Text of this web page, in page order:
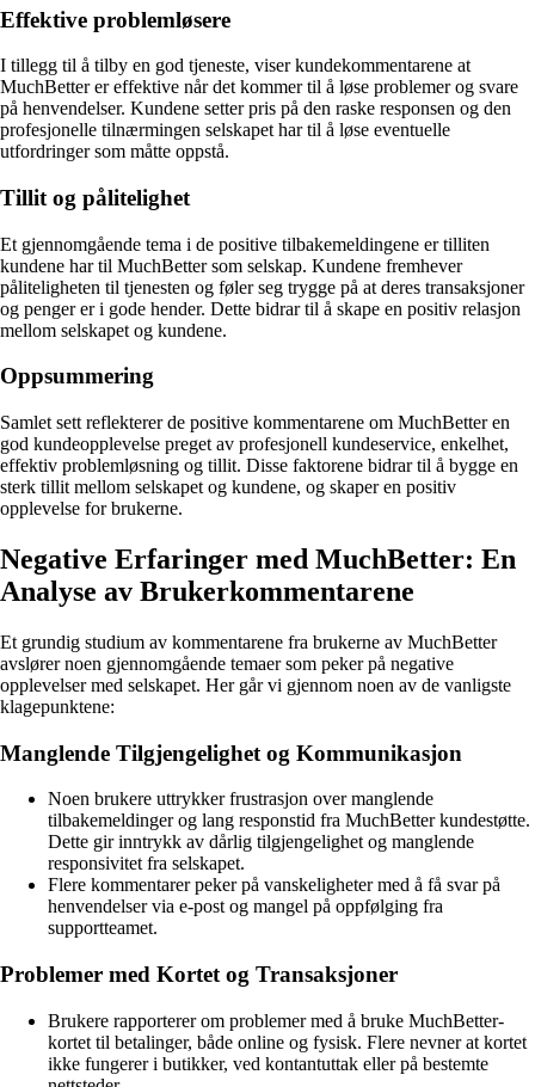
Effektive problemløsere
I tillegg til å tilby en god tjeneste, viser kundekommentarene at
MuchBetter er effektive når det kommer til å løse problemer og svare
på henvendelser. Kundene setter pris på den raske responsen og den
profesjonelle tilnærmingen selskapet har til å løse eventuelle
utfordringer som måtte oppstå.
Tillit og pålitelighet
Et gjennomgående tema i de positive tilbakemeldingene er tilliten
kundene har til MuchBetter som selskap. Kundene fremhever
påliteligheten til tjenesten og føler seg trygge på at deres transaksjoner
og penger er i gode hender. Dette bidrar til å skape en positiv relasjon
mellom selskapet og kundene.
Oppsummering
Samlet sett reflekterer de positive kommentarene om MuchBetter en
god kundeopplevelse preget av profesjonell kundeservice, enkelhet,
effektiv problemløsning og tillit. Disse faktorene bidrar til å bygge en
sterk tillit mellom selskapet og kundene, og skaper en positiv
opplevelse for brukerne.
Negative Erfaringer med MuchBetter: En
Analyse av Brukerkommentarene
Et grundig studium av kommentarene fra brukerne av MuchBetter
avslører noen gjennomgående temaer som peker på negative
opplevelser med selskapet. Her går vi gjennom noen av de vanligste
klagepunktene:
Manglende Tilgjengelighet og Kommunikasjon
Noen brukere uttrykker frustrasjon over manglende
tilbakemeldinger og lang responstid fra MuchBetter kundestøtte.
Dette gir inntrykk av dårlig tilgjengelighet og manglende
responsivitet fra selskapet.
Flere kommentarer peker på vanskeligheter med å få svar på
henvendelser via e-post og mangel på oppfølging fra
supportteamet.
Problemer med Kortet og Transaksjoner
Brukere rapporterer om problemer med å bruke MuchBetter-
kortet til betalinger, både online og fysisk. Flere nevner at kortet
ikke fungerer i butikker, ved kontantuttak eller på bestemte